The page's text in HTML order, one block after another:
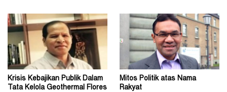
Krisis Kebajikan Publik Dalam
Tata Kelola Geothermal Flores
Mitos Politik atas Nama
Rakyat